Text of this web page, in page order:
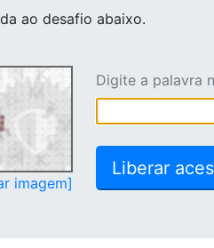
ao desafio abaixo.
imagem]
Digite a palavra